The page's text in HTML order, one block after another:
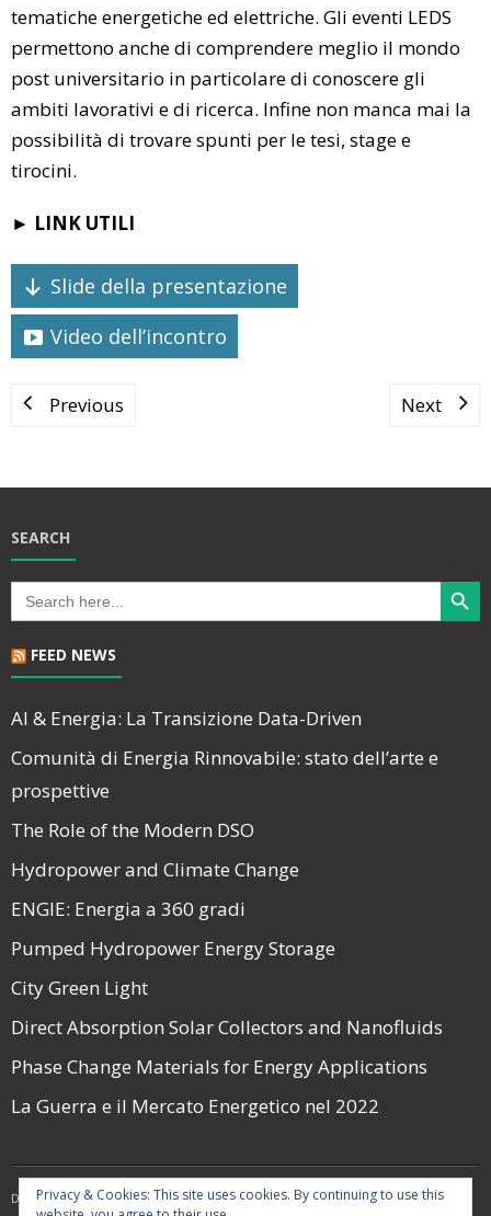
tematiche energetiche ed elettriche. Gli eventi LEDS
permettono anche di comprendere meglio il mondo
post universitario in particolare di conoscere gli
ambiti lavorativi e di ricerca. Infine non manca mai la
possibilità di trovare spunti per le tesi, stage e
tirocini.
► LINK UTILI
Slide della presentazione
Video dell’incontro
Previous Next
SEARCH
Search
for:
Search
FEED NEWS
AI & Energia: La Transizione Data-Driven
Comunità di Energia Rinnovabile: stato dell’arte e
prospettive
The Role of the Modern DSO
Hydropower and Climate Change
ENGIE: Energia a 360 gradi
Pumped Hydropower Energy Storage
City Green Light
Direct Absorption Solar Collectors and Nanofluids
Phase Change Materials for Energy Applications
La Guerra e il Mercato Energetico nel 2022
Developed by Think Up Themes Ltd. Powered byWordPress.
Privacy & Cookies: This site uses cookies. By continuing to use this